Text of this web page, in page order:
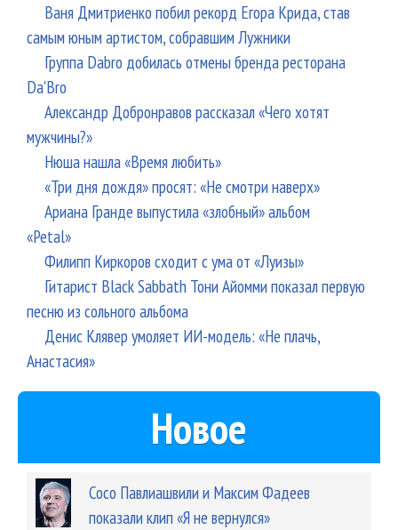
Ваня Дмитриенко побил рекорд Егора Крида, став
самым юным артистом, собравшим Лужники
Группа Dabro добилась отмены бренда ресторана
Da'Bro
Александр Добронравов рассказал «Чего хотят
мужчины?»
Нюша нашла «Время любить»
«Три дня дождя» просят: «Не смотри наверх»
Ариана Гранде выпустила «злобный» альбом
«Petal»
Филипп Киркоров сходит с ума от «Луизы»
Гитарист Black Sabbath Тони Айомми показал первую
песню из сольного альбома
Денис Клявер умоляет ИИ-модель: «Не плачь,
Анастасия»
Новое
Сосо Павлиашвили и Максим Фадеев
показали клип «Я не вернулся»